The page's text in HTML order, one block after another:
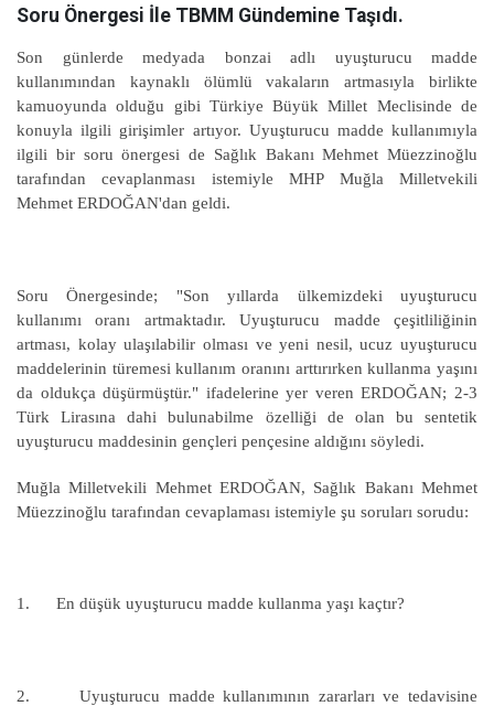
Soru Önergesi İle TBMM Gündemine Taşıdı.
Son günlerde medyada bonzai adlı uyuşturucu madde
kullanımından kaynaklı ölümlü vakaların artmasıyla birlikte
kamuoyunda olduğu gibi Türkiye Büyük Millet Meclisinde de
konuyla ilgili girişimler artıyor. Uyuşturucu madde kullanımıyla
ilgili bir soru önergesi de Sağlık Bakanı Mehmet Müezzinoğlu
tarafından cevaplanması istemiyle MHP Muğla Milletvekili
Mehmet ERDOĞAN'dan geldi.
Soru Önergesinde; "Son yıllarda ülkemizdeki uyuşturucu
kullanımı oranı artmaktadır. Uyuşturucu madde çeşitliliğinin
artması, kolay ulaşılabilir olması ve yeni nesil, ucuz uyuşturucu
maddelerinin türemesi kullanım oranını arttırırken kullanma yaşını
da oldukça düşürmüştür." ifadelerine yer veren ERDOĞAN; 2-3
Türk Lirasına dahi bulunabilme özelliği de olan bu sentetik
uyuşturucu maddesinin gençleri pençesine aldığını söyledi.
Muğla Milletvekili Mehmet ERDOĞAN, Sağlık Bakanı Mehmet
Müezzinoğlu tarafından cevaplaması istemiyle şu soruları sorudu:
1. En düşük uyuşturucu madde kullanma yaşı kaçtır?
2. Uyuşturucu madde kullanımının zararları ve tedavisine